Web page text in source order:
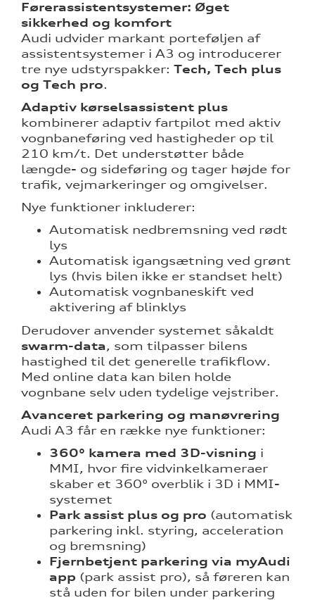
Førerassistentsystemer: Øget
sikkerhed og komfort
Audi udvider markant porteføljen af
assistentsystemer i A3 og introducerer
tre nye udstyrspakker: Tech, Tech plus
og Tech pro.
Adaptiv kørselsassistent plus
kombinerer adaptiv fartpilot med aktiv
vognbaneføring ved hastigheder op til
210 km/t. Det understøtter både
længde- og sideføring og tager højde for
trafik, vejmarkeringer og omgivelser.
Nye funktioner inkluderer:
Automatisk nedbremsning ved rødt
lys
Automatisk igangsætning ved grønt
lys (hvis bilen ikke er standset helt)
Automatisk vognbaneskift ved
aktivering af blinklys
Derudover anvender systemet såkaldt
swarm-data, som tilpasser bilens
hastighed til det generelle trafikflow.
Med online data kan bilen holde
vognbane selv uden tydelige vejstriber.
Avanceret parkering og manøvrering
Audi A3 får en række nye funktioner:
360° kamera med 3D-visning i
MMI, hvor fire vidvinkelkameraer
skaber et 360° overblik i 3D i MMI-
systemet
Park assist plus og pro (automatisk
parkering inkl. styring, acceleration
og bremsning)
Fjernbetjent parkering via myAudi
app (park assist pro), så føreren kan
stå uden for bilen under parkering